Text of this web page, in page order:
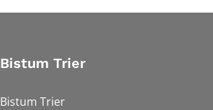
Bistum Trier
Bistum Trier